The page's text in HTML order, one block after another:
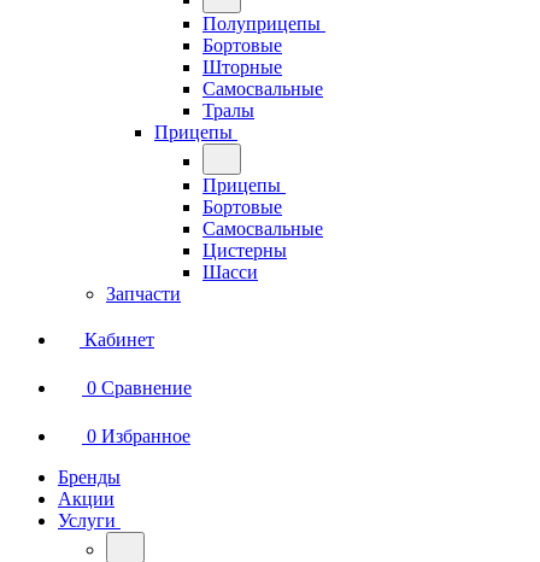
Полуприцепы
Бортовые
Шторные
Самосвальные
Тралы
Прицепы
Прицепы
Бортовые
Самосвальные
Цистерны
Шасси
Запчасти
Кабинет
0 Сравнение
0 Избранное
Бренды
Акции
Услуги